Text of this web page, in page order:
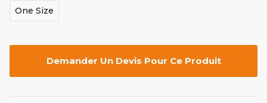
One Size
Demander Un Devis Pour Ce Produit